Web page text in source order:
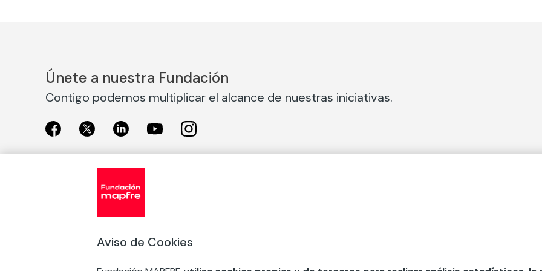
Únete a nuestra Fundación
Contigo podemos multiplicar el alcance de nuestras iniciativas.
Exposiciones en Madrid
Exposiciones en Barcelona
Aviso de Cookies